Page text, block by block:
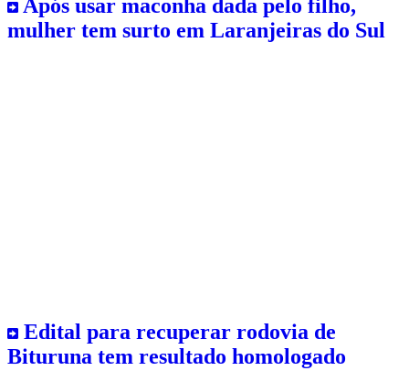
Após usar maconha dada pelo filho,
mulher tem surto em Laranjeiras do Sul
Edital para recuperar rodovia de
Bituruna tem resultado homologado